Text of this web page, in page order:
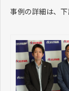
事例の詳細は、下